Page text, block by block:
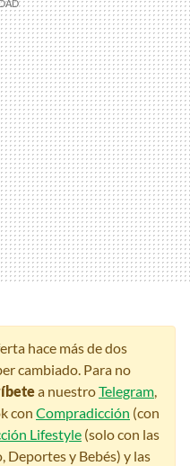
hace más de dos
cambiado. Para no
a nuestroTelegram,
con Compradicción (con
Lifestyle (solo con las
Deportes y Bebés) y las